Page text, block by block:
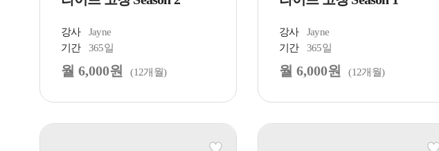
강사
Jayne
기간
365일
월 6,000원 (12개월)
강사
Jayne
기간
365일
월 6,000원 (12개월)